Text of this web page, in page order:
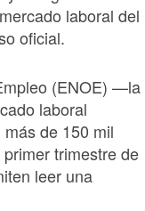
laboral del
oficial.
(ENOE) —la
laboral
de 150 mil
trimestre de
leer una